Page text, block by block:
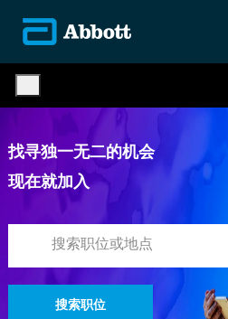
找寻独一无二的机会
现在就加入
搜索职位